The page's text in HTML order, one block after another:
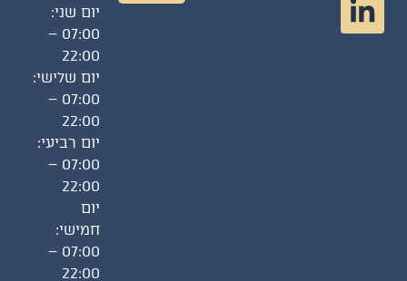
יום שני:
07:00 –
22:00
יום שלישי:
07:00 –
22:00
יום רביעי:
07:00 –
22:00
יום
חמישי:
07:00 –
22:00